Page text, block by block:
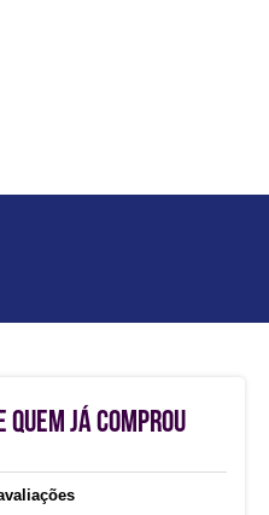
JÁ COMPROU